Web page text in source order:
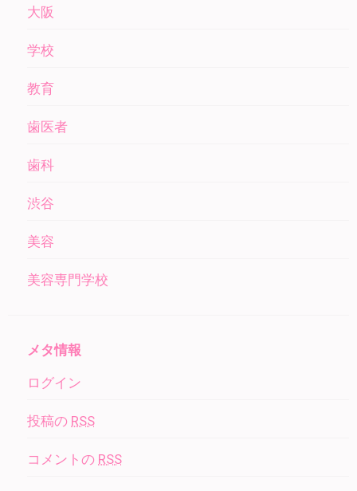
大阪
学校
教育
歯医者
歯科
渋谷
美容
美容専門学校
メタ情報
ログイン
投稿の RSS
コメントの RSS